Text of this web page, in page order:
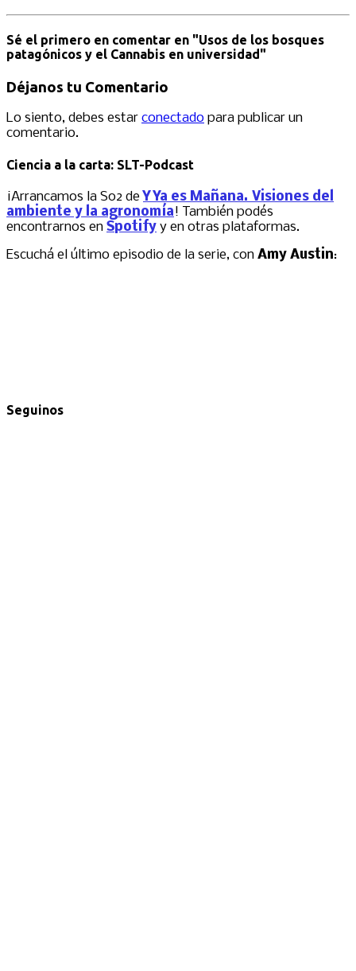
Sé el primero en comentar en "Usos de los bosques
patagónicos y el Cannabis en universidad"
Déjanos tu Comentario
Lo siento, debes estar conectado para publicar un
comentario.
Ciencia a la carta: SLT-Podcast
¡Arrancamos la S02 deY Ya es Mañana. Visiones del
ambiente y la agronomía! También podés
encontrarnos en Spotify y en otras plataformas.
Escuchá el último episodio de la serie, con Amy Austin:
Seguinos